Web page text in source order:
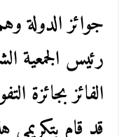
جوائز الدولة
رئيس الجمعية
الفائز بجائزة
قد قام بتكريمى